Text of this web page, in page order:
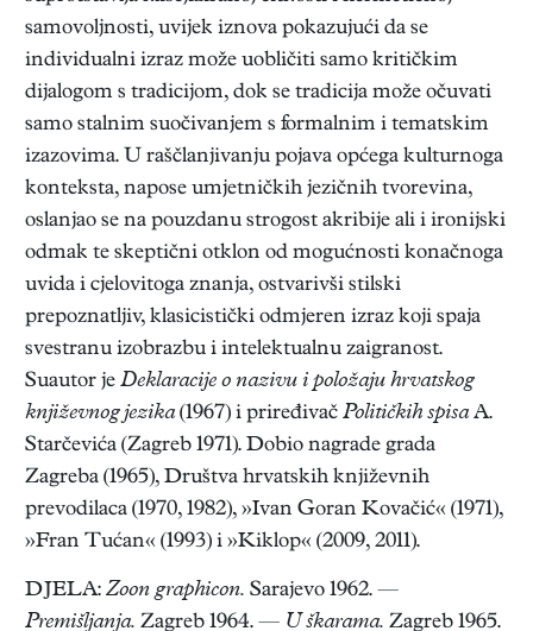
samovoljnosti, uvijek iznova pokazujući da se
individualni izraz može uobličiti samo kritičkim
dijalogom s tradicijom, dok se tradicija može očuvati
samo stalnim suočivanjem s formalnim i tematskim
izazovima. U raščlanjivanju pojava općega kulturnoga
konteksta, napose umjetničkih jezičnih tvorevina,
oslanjao se na pouzdanu strogost akribije ali i ironijski
odmak te skeptični otklon od mogućnosti konačnoga
uvida i cjelovitoga znanja, ostvarivši stilski
prepoznatljiv, klasicistički odmjeren izraz koji spaja
svestranu izobrazbu i intelektualnu zaigranost.
Suautor je Deklaracije o nazivu i položaju hrvatskog
književnog jezika(1967) i priređivač Političkih spisaA.
Starčevića (Zagreb 1971). Dobio nagrade grada
Zagreba (1965), Društva hrvatskih književnih
prevodilaca (1970, 1982), »Ivan Goran Kovačić« (1971),
»Fran Tućan« (1993) i »Kiklop« (2009, 2011).
DJELA: Zoon graphicon. Sarajevo 1962. —
Premišljanja. Zagreb 1964. — U škarama. Zagreb 1965.